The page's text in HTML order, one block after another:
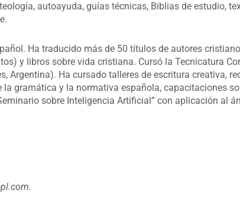
autoayuda, guías técnicas, Biblias de estudio,
.
Ha traducido más de 50 títulos de autores
y libros sobre vida cristiana. Cursó la Tecnicatura
Argentina). Ha cursado talleres de escritura creativa,
gramática y la normativa española, capacitaciones
sobre Inteligencia Artificial” con aplicación al